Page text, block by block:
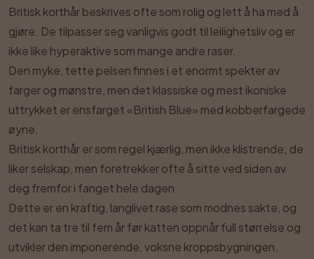
Britisk korthår beskrives ofte som rolig og lett å ha med å
gjøre. De tilpasser seg vanligvis godt til leilighetsliv og er
ikke like hyperaktive som mange andre raser.
Den myke, tette pelsen finnes i et enormt spekter av
farger og mønstre, men det klassiske og mest ikoniske
uttrykket er ensfarget «British Blue» med kobberfargede
øyne.
Britisk korthår er som regel kjærlig, men ikke klistrende; de
liker selskap, men foretrekker ofte å sitte ved siden av
deg fremfor i fanget hele dagen.
Dette er en kraftig, langlivet rase som modnes sakte, og
det kan ta tre til fem år før katten oppnår full størrelse og
utvikler den imponerende, voksne kroppsbygningen.